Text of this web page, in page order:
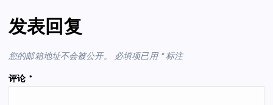
发表回复
您的邮箱地址不会被公开。 必填项已用 *标注
评论 *